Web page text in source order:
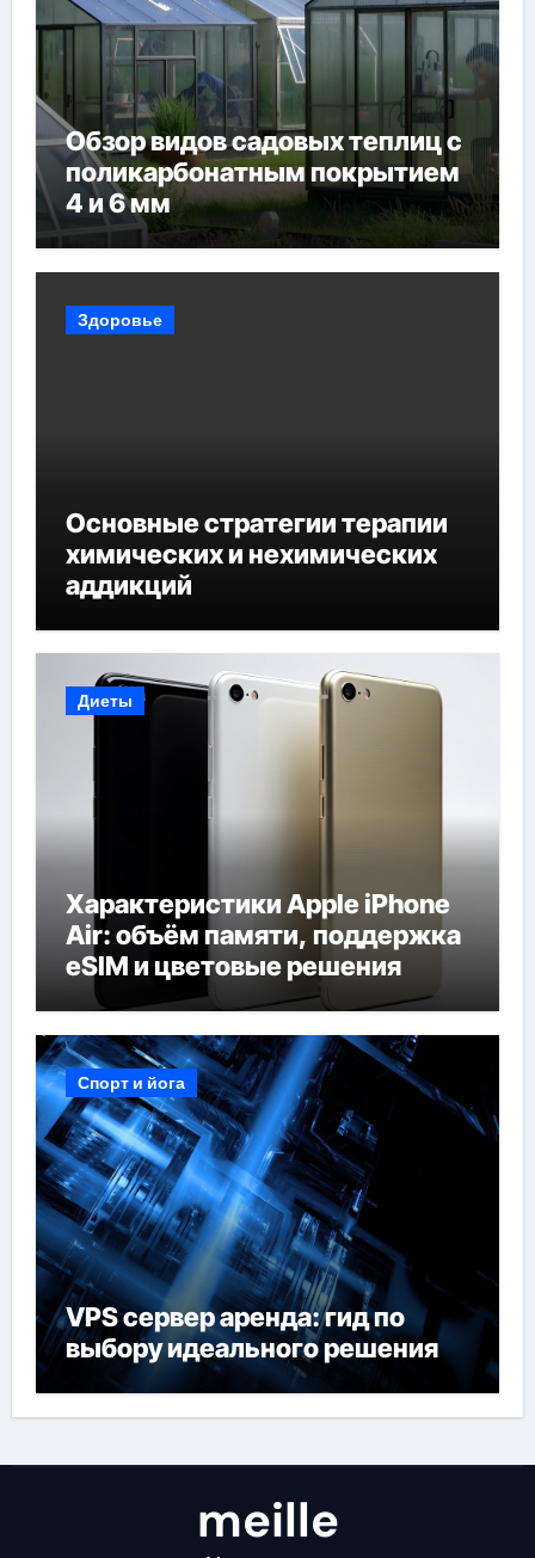
Обзор видов садовых теплиц с
поликарбонатным покрытием
4 и 6 мм
Здоровье
Основные стратегии терапии
химических и нехимических
аддикций
Диеты
Характеристики Apple iPhone
Air: объём памяти, поддержка
eSIM и цветовые решения
Спорт и йога
VPS сервер аренда: гид по
выбору идеального решения
meille